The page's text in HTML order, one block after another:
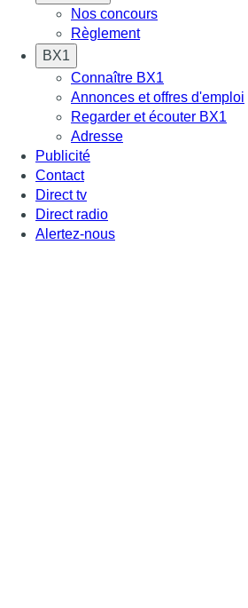
Nos concours
Règlement
BX1
Connaître BX1
Annonces et offres d'emploi
Regarder et écouter BX1
Adresse
Publicité
Contact
Direct tv
Direct radio
Alertez-nous